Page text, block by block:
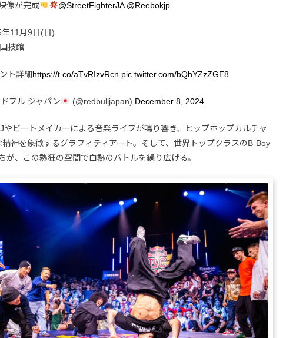
像が完成
@StreetFighterJA @Reebokjp
年11月9日(日)
技館
ト詳細https://t.co/aTvRIzvRcn pic.twitter.com/bQhYZzZGE8
ブル ジャパン (@redbulljapan) December 8, 2024
やビートメイカーによる音楽ライブが鳴り響き、ヒップホップカルチャ
精神を象徴するグラフィティアート。そして、世界トップクラスのB-Boy
が、この熱狂の空間で白熱のバトルを繰り広げる。